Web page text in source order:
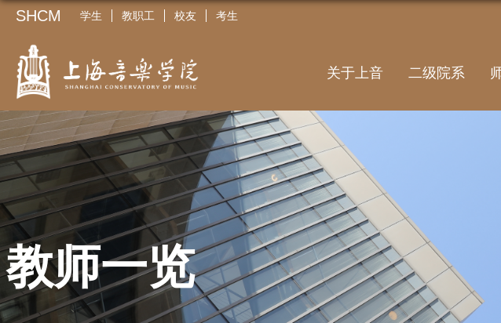
SHCM 学生 教职工 校友 考生
关于上音 二级院系
教师一览